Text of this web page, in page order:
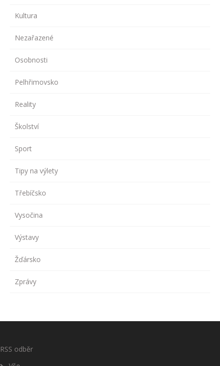
Kultura
Nezařazené
Osobnosti
Pelhřimovsko
Reality
Školství
Sport
Tipy na výlety
Třebíčsko
Vysočina
Výstavy
Žďársko
Zprávy
RSS odběr